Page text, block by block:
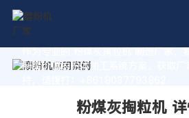
作为专业的 粉煤灰掏粒机 制造厂家，
制高价值的粉体加工系统方案。获取厂
粉煤灰掏粒机